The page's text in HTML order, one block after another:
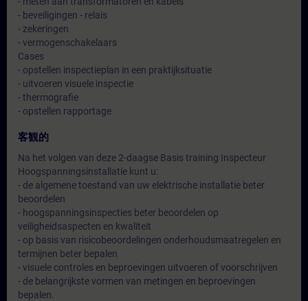
- beveiligingen - relais
- zekeringen
- vermogenschakelaars
Cases
- opstellen inspectieplan in een praktijksituatie
- uitvoeren visuele inspectie
- thermografie
- opstellen rapportage
客観的
Na het volgen van deze 2-daagse Basis training Inspecteur
Hoogspanningsinstallatie kunt u:
- de algemene toestand van uw elektrische installatie beter
beoordelen
- hoogspanningsinspecties beter beoordelen op
veiligheidsaspecten en kwaliteit
- op basis van risicobeoordelingen onderhoudsmaatregelen en
termijnen beter bepalen
- visuele controles en beproevingen uitvoeren of voorschrijven
- de belangrijkste vormen van metingen en beproevingen
bepalen.